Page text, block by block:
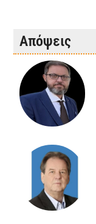
Απόψεις